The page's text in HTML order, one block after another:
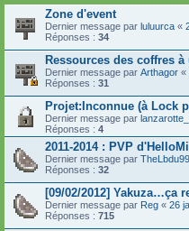
Zone d'event
Dernier message par luluurca «
Réponses : 34
Ressources des coffres
Dernier message par Arthagor «
Réponses : 31
Projet:Inconnue (à Lock
Dernier message par
Réponses : 4
2011-2014 : PVP
Dernier message par TheLbdu99
Réponses : 32
[09/02/2012] Yakuza…ça
Dernier message par Reg « 26
Réponses : 715